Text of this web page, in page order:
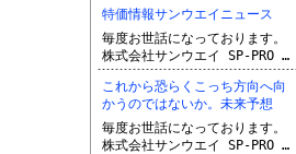
特価情報サンウエイニュース
毎度お世話になっております。
株式会社サンウエイ SP-PRO …
これから恐らくこっち方向へ向
かうのではないか。未来予想
毎度お世話になっております。
株式会社サンウエイ SP-PRO …